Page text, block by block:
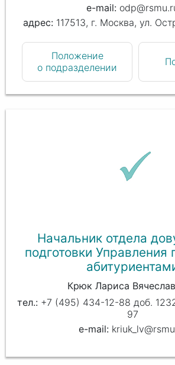
117513, г. Москва, ул.
Положение
о подразделении
Начальник отдела
подготовки Управления
Крюк Лариса
+7 (495) 434-12-88 доб.
97